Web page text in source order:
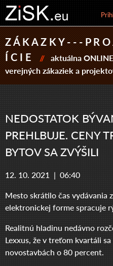
Z Á K A Z K Y - - - P R
Í C I E
// aktuálna
verejných zákaziek a
NEDOSTATOK
PREHLBUJE. CENY
BYTOV SA ZVÝŠILI
12. 10. 2021 | 06:40
Mesto skrátilo čas vydávania
elektronickej forme spracuje
Realitnú hladinu nedávno
Lexxus, že v treťom kvartáli
novostavbách o 80 percent.